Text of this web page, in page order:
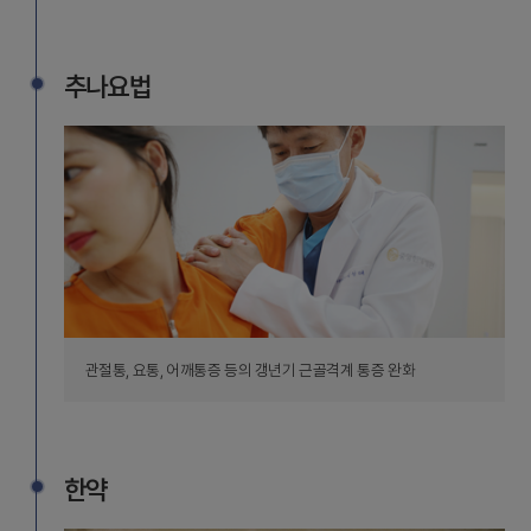
추나요법
관절통, 요통, 어깨통증 등의 갱년기 근골격계 통증 완화
한약